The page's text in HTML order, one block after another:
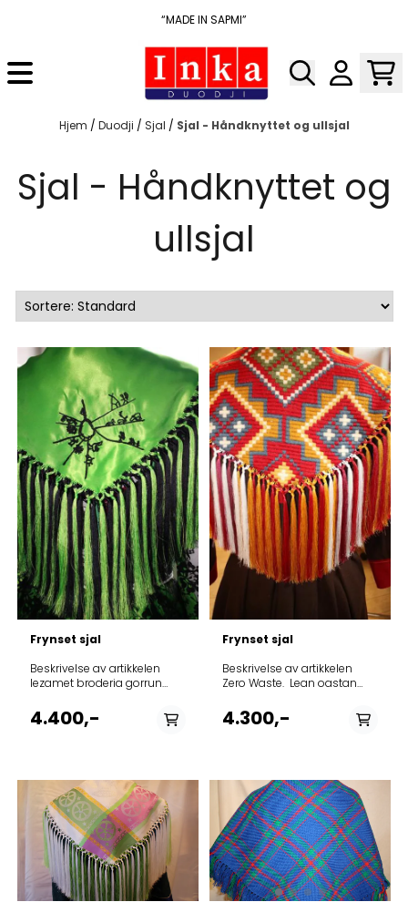
“MADE IN SAPMI”
Hjem / Duodji / Sjal / Sjal - Håndknyttet og ullsjal
Sjal - Håndknyttet og
ullsjal
Frynset sjal
Beskrivelse av artikkelen
Iezamet broderia gorrun
sydd på sjalet
Avdnas/materiale polyester
4.400,-
Frynset sjal
Beskrivelse av artikkelen
Zero Waste. Lean oastan
rissun das liidni. One and
only Veggpynt er gjort om til
4.300,-
På lager På lager
På lager På lager